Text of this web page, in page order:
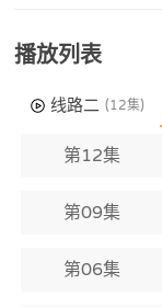
播放列表
线路二 (12集)
第12集
第09集
第06集